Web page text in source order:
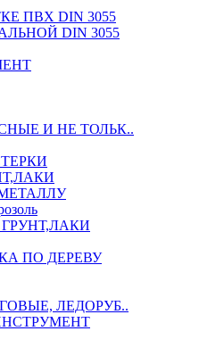
ПВХ DIN 3055
DIN 3055
И НЕ ТОЛЬК..
МЕТАЛЛУ
ПО ДЕРЕВУ
ЛЕДОРУБ..